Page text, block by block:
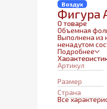
Воздух
Фигура
О товаре
Объемная
Выполнена из
ненадутом
Подробнее
Артикул
Размер
Страна
Все